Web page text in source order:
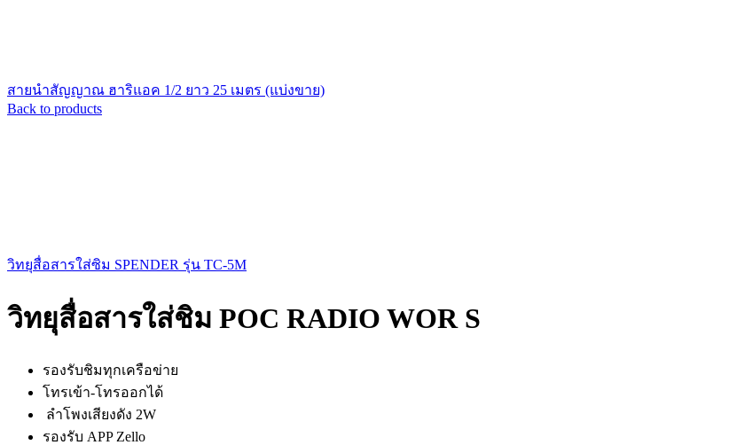
สายนำสัญญาณ ฮาริแอค 1/2 ยาว 25 เมตร (แบ่งขาย)
Back to products
วิทยุสื่อสารใส่ซิม SPENDER รุ่น TC-5M
วิทยุสื่อสารใส่ชิม POC RADIO WOR S
รองรับชิมทุกเครือข่าย
โทรเข้า-โทรออกได้
ลําโพงเสียงดัง 2W
รองรับ APP Zello